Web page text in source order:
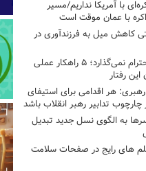
با آمریکا نداریم/مسیر
با عمان موقت است
کاهش میل به فرزندآوری در
فرزندم به من احترام نمی‌گذارد؛ ۵ راهکار عملی
رفتار
هر اقدامی برای استیفای
تدابیر رهبر انقلاب باشد
به الگوی نسل جدید تبدیل
علم های رایج در صفحات سلامت